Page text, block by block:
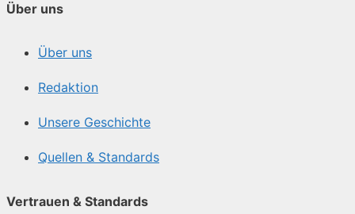
Über uns
Über uns
Redaktion
Unsere Geschichte
Quellen & Standards
Vertrauen & Standards